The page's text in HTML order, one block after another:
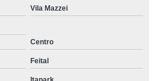
Vila Mazzei
Centro
Feital